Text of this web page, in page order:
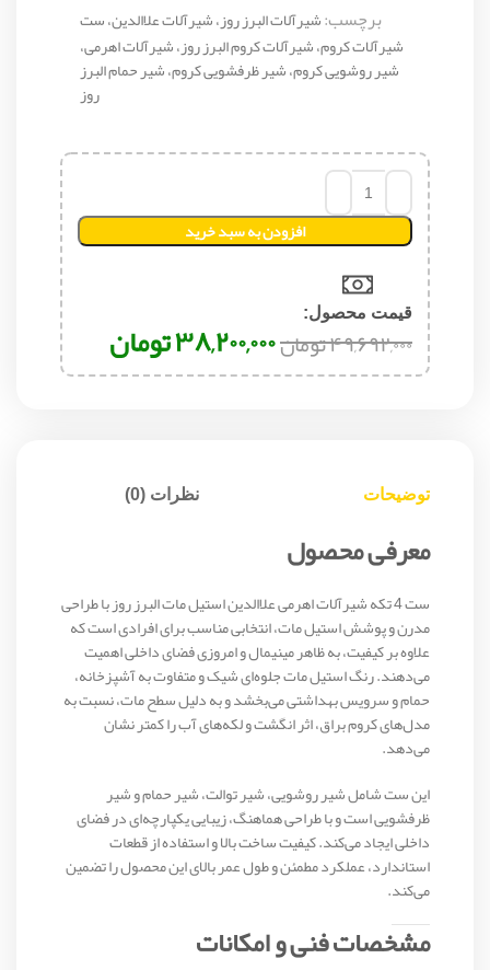
برچسب:شیرآلات البرز روز، شیرآلات علاالدین، ست
شیرآلات کروم، شیرآلات کروم البرز روز، شیرآلات اهرمی،
شیر روشویی کروم، شیر ظرفشویی کروم، شیر حمام البرز
روز
افزودن به سبد خرید
قیمت محصول:​
۴۹,۶۹۲,۰۰۰تومان۳۸,۲۰۰,۰۰۰تومان
توضیحات نظرات (0)
معرفی محصول
ست 4 تکه شیرآلات اهرمی علاالدین استیل مات البرز روز با طراحی
مدرن و پوشش استیل مات، انتخابی مناسب برای افرادی است که
علاوه بر کیفیت، به ظاهر مینیمال و امروزی فضای داخلی اهمیت
می‌دهند. رنگ استیل مات جلوه‌ای شیک و متفاوت به آشپزخانه،
حمام و سرویس بهداشتی می‌بخشد و به دلیل سطح مات، نسبت به
مدل‌های کروم براق، اثر انگشت و لکه‌های آب را کمتر نشان
می‌دهد.
این ست شامل شیر روشویی، شیر توالت، شیر حمام و شیر
ظرفشویی است و با طراحی هماهنگ، زیبایی یکپارچه‌ای در فضای
داخلی ایجاد می‌کند. کیفیت ساخت بالا و استفاده از قطعات
استاندارد، عملکرد مطمئن و طول عمر بالای این محصول را تضمین
می‌کند.
مشخصات فنی و امکانات